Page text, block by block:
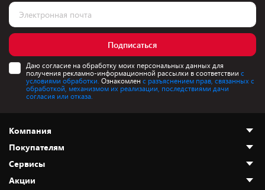
Подписаться
Даю согласие на обработку моих персональных данных для
получения рекламно-информационной рассылки в соответствии с
условиями обработки. Ознакомлен с разъяснением прав, связанных с
обработкой, механизмом их реализации, последствиями дачи
согласия или отказа.
Компания
О нас
Адреса магазинов
Новости
Покупателям
Как сделать заказ
Сервисы
Акции